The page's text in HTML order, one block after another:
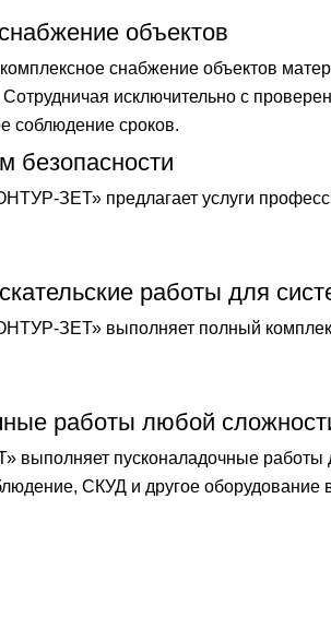
объектов
снабжение объектов
Сотрудничая исключительно с
соблюдение сроков.
безопасности
ЗЕТ» предлагает услуги
работы для
ЗЕТ» выполняет полный
работы любой
пусконаладочные работы
СКУД и другое оборудование